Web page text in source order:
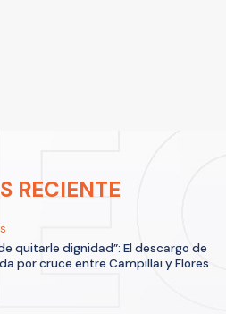
RECIENTE
quitarle dignidad”: El descargo de
por cruce entre Campillai y Flores